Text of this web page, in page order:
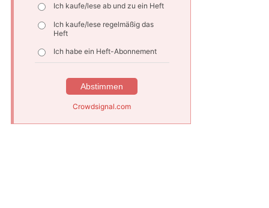
Ich kaufe/lese ab und zu ein Heft
Ich kaufe/lese regelmäßig das
Heft
Ich habe ein Heft-Abonnement
Abstimmen
Crowdsignal.com